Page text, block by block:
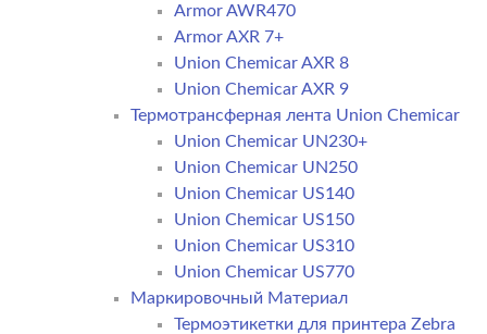
Armor AWR470
Armor AXR 7+
Union Chemicar AXR 8
Union Chemicar AXR 9
Термотрансферная лента Union Chemicar
Union Chemicar UN230+
Union Chemicar UN250
Union Chemicar US140
Union Chemicar US150
Union Chemicar US310
Union Chemicar US770
Маркировочный Материал
Термоэтикетки для принтера Zebra